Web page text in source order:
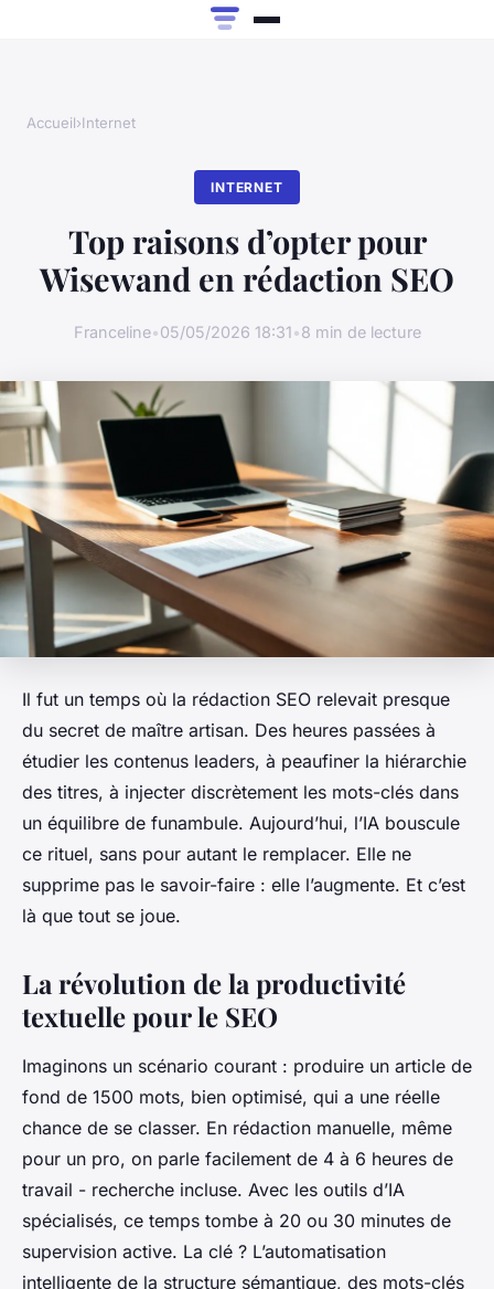
Accueil›Internet
INTERNET
Top raisons d’opter pour
Wisewand en rédaction SEO
Franceline•05/05/2026 18:31•8 min de lecture
Il fut un temps où la rédaction SEO relevait presque
du secret de maître artisan. Des heures passées à
étudier les contenus leaders, à peaufiner la hiérarchie
des titres, à injecter discrètement les mots-clés dans
un équilibre de funambule. Aujourd’hui, l’IA bouscule
ce rituel, sans pour autant le remplacer. Elle ne
supprime pas le savoir-faire : elle l’augmente. Et c’est
là que tout se joue.
La révolution de la productivité
textuelle pour le SEO
Imaginons un scénario courant : produire un article de
fond de 1500 mots, bien optimisé, qui a une réelle
chance de se classer. En rédaction manuelle, même
pour un pro, on parle facilement de 4 à 6 heures de
travail - recherche incluse. Avec les outils d’IA
spécialisés, ce temps tombe à 20 ou 30 minutes de
supervision active. La clé ? L’automatisation
intelligente de la structure sémantique, des mots-clés